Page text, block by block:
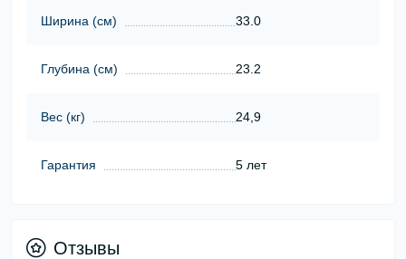
Ширина (cм) 33.0
Глубина (cм) 23.2
Вес (кг) 24,9
Гарантия 5 лет
Отзывы